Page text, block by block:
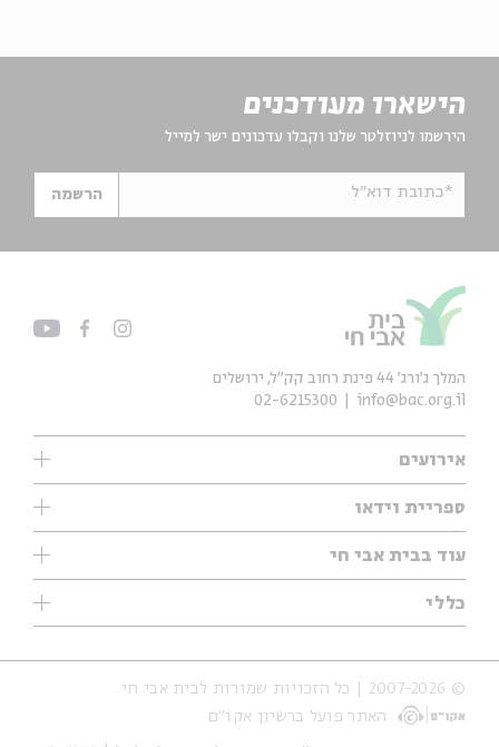
הישארו מעודכנים
הירשמו לניוזלטר שלנו וקבלו עדכונים ישר למייל
*כתובת דוא"ל הרשמה
אירועים
אנגלית
נוער
סדרות
אירועי עבר
אירועים בירושלים
ספריית וידאו
עיון
מיוחדים
עוד בבית אבי חי
כללי
אודות
הצהרת נגישות
תנאי שימוש והצהרת פרטיות
המלך ג'ורג' 44 פינת רחוב קק״ל, ירושלים
info@bac.org.il
02-6215300
© 2007-2026 | כל הזכויות שמורות לבית אבי חי
האתר פועל ברשיון אקו״ם